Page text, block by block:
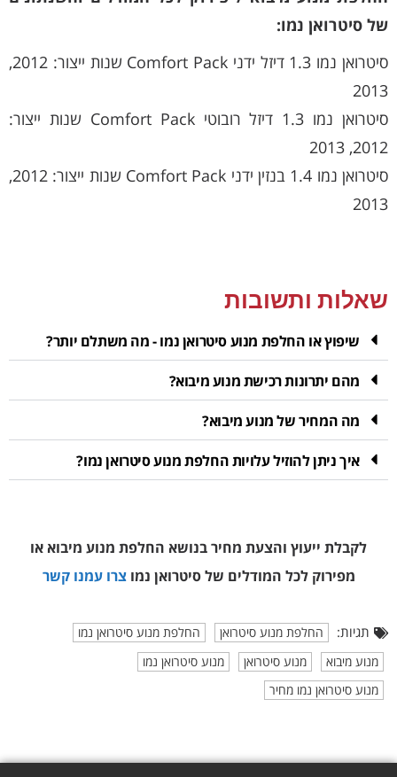
של סיטרואן נמו:
סיטרואן נמו 1.3 דיזל ידני Comfort Pack שנות ייצור: 2012,
2013
סיטרואן נמו 1.3 דיזל רובוטי Comfort Pack שנות ייצור:
2012, 2013
סיטרואן נמו 1.4 בנזין ידני Comfort Pack שנות ייצור: 2012,
2013
שאלות ותשובות
שיפוץ או החלפת מנוע סיטרואן נמו - מה משתלם יותר?
מהם יתרונות רכישת מנוע מיבוא?
מה המחיר של מנוע מיבוא?
איך ניתן להוזיל עלויות החלפת מנוע סיטרואן נמו?
לקבלת ייעוץ והצעת מחיר בנושא החלפת מנוע מיבוא או
מפירוקלכל המודלים של סיטרואן נמוצרו עמנו קשר
תגיות: החלפת מנוע סיטרואן
החלפת מנוע סיטרואן נמו
מנוע מיבוא
מנוע סיטרואן
מנוע סיטרואן נמו
מנוע סיטרואן נמו מחיר